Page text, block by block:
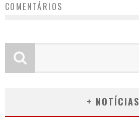
COMENTÁRIOS
+ NOTÍCIAS